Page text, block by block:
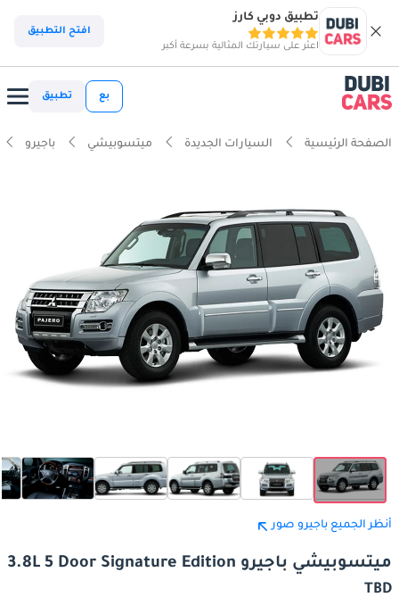
تطبيق دوبي كارز
اعثر على سيارتك المثالية بسرعة أكبر
افتح التطبيق
بع تطبيق
الصفحة الرئيسية السيارات الجديدة ميتسوبيشي باجيرو
أنظر الجميع باجيرو صور
ميتسوبيشي باجيرو 3.8L 5 Door Signature Edition
TBD